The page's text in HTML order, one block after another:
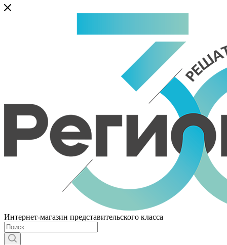
Интернет-магазин представительского класса